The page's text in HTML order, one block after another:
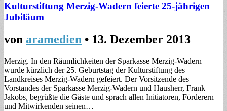
Kulturstiftung Merzig-Wadern feierte 25-jährigen
Jubiläum
von aramedien • 13. Dezember 2013
Merzig. In den Räumlichkeiten der Sparkasse Merzig-Wadern
wurde kürzlich der 25. Geburtstag der Kulturstiftung des
Landkreises Merzig-Wadern gefeiert. Der Vorsitzende des
Vorstandes der Sparkasse Merzig-Wadern und Hausherr, Frank
Jakobs, begrüßte die Gäste und sprach allen Initiatoren, Förderern
und Mitwirkenden seinen…